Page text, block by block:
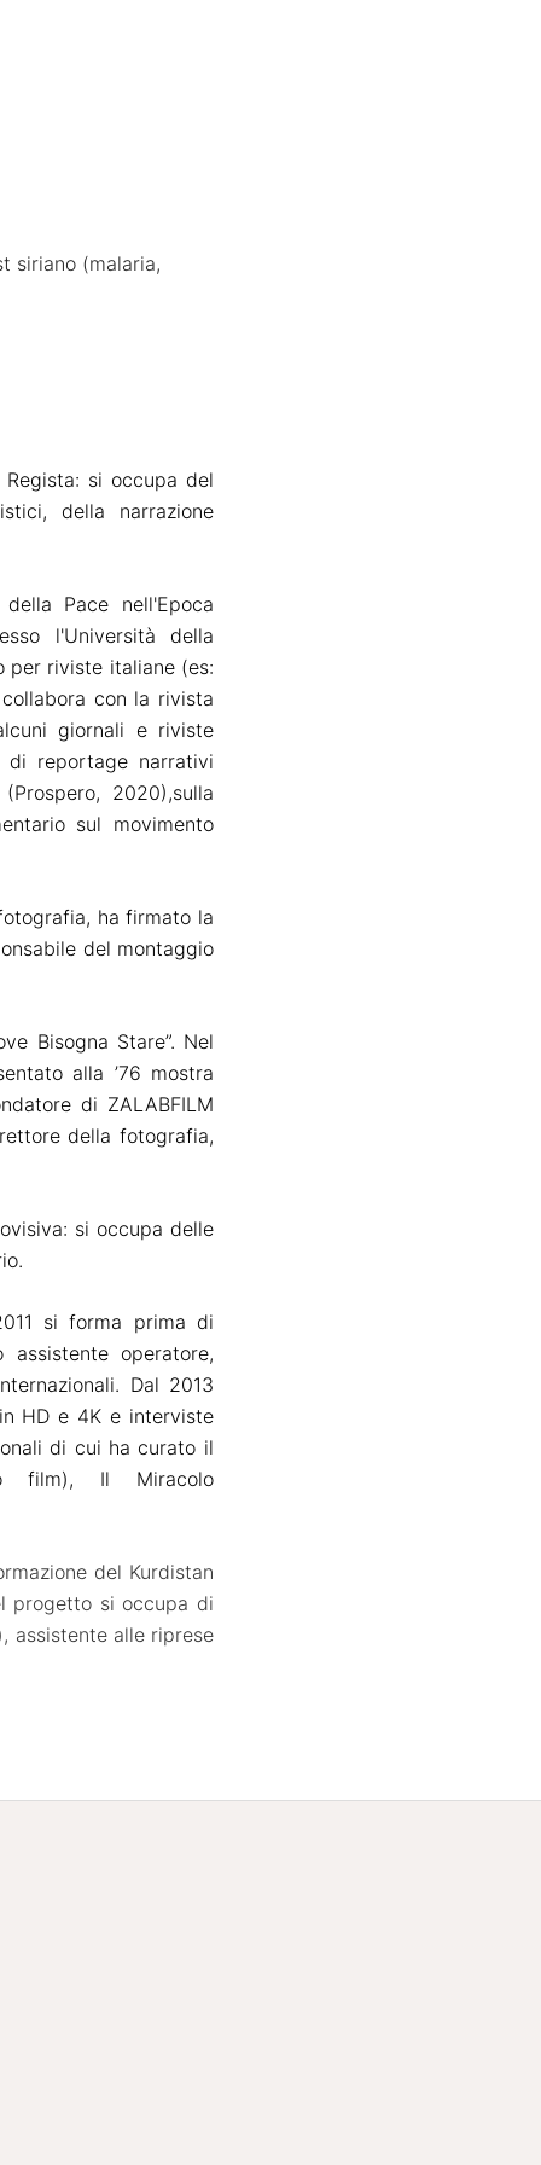
siriano (malaria,
si occupa del
della narrazione
Pace nell'Epoca
l'Università della
per riviste italiane (es:
con la rivista
giornali e riviste
di reportage narrativi
2020),sulla
sul movimento
ha firmato la
del montaggio
Bisogna Stare”. Nel
alla ’76 mostra
di ZALABFILM
della fotografia,
iva: si occupa delle
si forma prima di
operatore,
Dal 2013
HD e 4K e interviste
di cui ha curato il
film), Il Miracolo
del Kurdistan
progetto si occupa di
assistente alle riprese